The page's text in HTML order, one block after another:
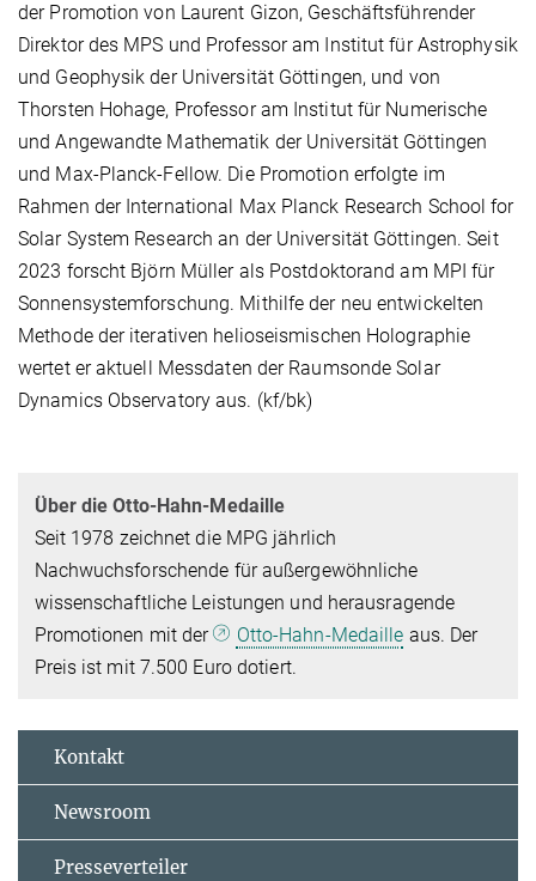
der Promotion von Laurent Gizon, Geschäftsführender
Direktor des MPS und Professor am Institut für Astrophysik
und Geophysik der Universität Göttingen, und von
Thorsten Hohage, Professor am Institut für Numerische
und Angewandte Mathematik der Universität Göttingen
und Max-Planck-Fellow. Die Promotion erfolgte im
Rahmen der International Max Planck Research School for
Solar System Research an der Universität Göttingen. Seit
2023 forscht Björn Müller als Postdoktorand am MPI für
Sonnensystemforschung. Mithilfe der neu entwickelten
Methode der iterativen helioseismischen Holographie
wertet er aktuell Messdaten der Raumsonde Solar
Dynamics Observatory aus. (kf/bk)
Über die Otto-Hahn-Medaille
Seit 1978 zeichnet die MPG jährlich
Nachwuchsforschende für außergewöhnliche
wissenschaftliche Leistungen und herausragende
Promotionen mit der
Otto-Hahn-Medaille aus. Der
Preis ist mit 7.500 Euro dotiert.
Kontakt
Newsroom
Presseverteiler